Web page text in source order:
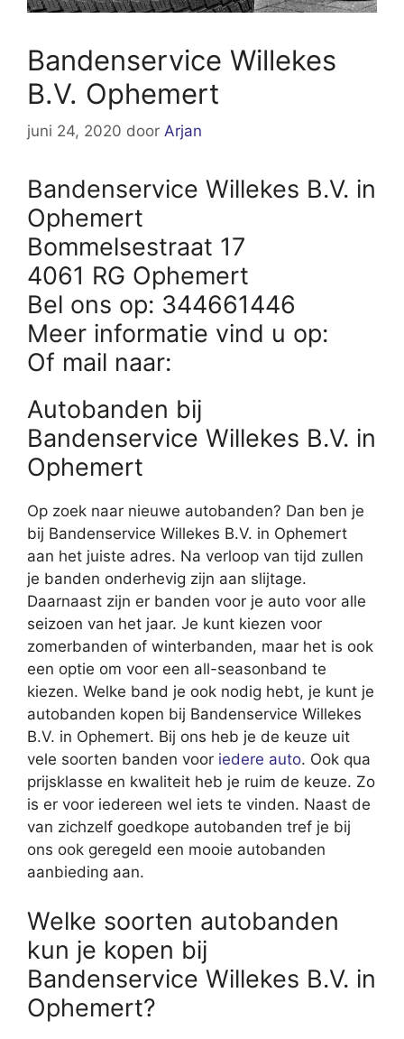
Bandenservice Willekes
B.V. Ophemert
juni 24, 2020 door Arjan
Bandenservice Willekes B.V. in
Ophemert
Bommelsestraat 17
4061 RG Ophemert
Bel ons op: 344661446
Meer informatie vind u op:
Of mail naar:
Autobanden bij
Bandenservice Willekes B.V. in
Ophemert
Op zoek naar nieuwe autobanden? Dan ben je
bij Bandenservice Willekes B.V. in Ophemert
aan het juiste adres. Na verloop van tijd zullen
je banden onderhevig zijn aan slijtage.
Daarnaast zijn er banden voor je auto voor alle
seizoen van het jaar. Je kunt kiezen voor
zomerbanden of winterbanden, maar het is ook
een optie om voor een all-seasonband te
kiezen. Welke band je ook nodig hebt, je kunt je
autobanden kopen bij Bandenservice Willekes
B.V. in Ophemert. Bij ons heb je de keuze uit
vele soorten banden voor iedere auto. Ook qua
prijsklasse en kwaliteit heb je ruim de keuze. Zo
is er voor iedereen wel iets te vinden. Naast de
van zichzelf goedkope autobanden tref je bij
ons ook geregeld een mooie autobanden
aanbieding aan.
Welke soorten autobanden
kun je kopen bij
Bandenservice Willekes B.V. in
Ophemert?